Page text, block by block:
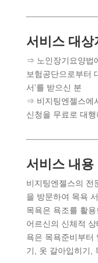
서비스 대상
⇒ 노인장기요양법
보험공단으로부터
서’를 받으신 분
⇒ 비지팅엔젤스에
신청을 무료로 대
서비스 내용
비지팅엔젤스의 전
을 방문하여 목욕
목욕은 욕조를 활
어르신의 신체적
욕은 목욕준비부터
기, 옷 갈아입히기,